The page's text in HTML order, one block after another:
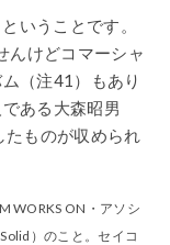
いうことです。
んけどコマーシャ
（注41）もあり
ある大森昭男
たものが収められ
WORKS ON・アソシ
）のこと。セイコ